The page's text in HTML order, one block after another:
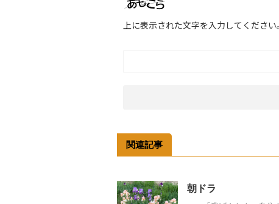
上に表示された文字を入力してください。
関連記事
朝ドラ